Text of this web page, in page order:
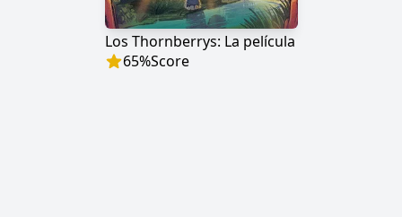
Los Thornberrys: La película
65%Score